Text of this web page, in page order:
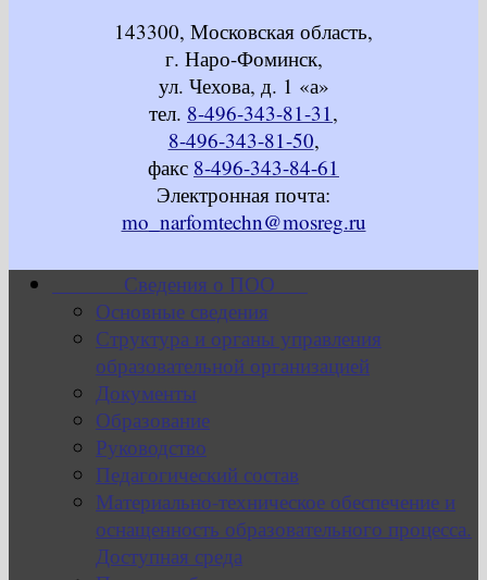
143300, Московская область,
г. Наро-Фоминск,
ул. Чехова, д. 1 «а»
тел. 8-496-343-81-31,
8-496-343-81-50,
факс 8-496-343-84-61
Электронная почта:
mo_narfomtechn@mosreg.ru
Сведения о ПОО
Основные сведения
Структура и органы управления
образовательной организацией
Документы
Образование
Руководство
Педагогический состав
Материально-техническое обеспечение и
оснащенность образовательного процесса.
Доступная среда